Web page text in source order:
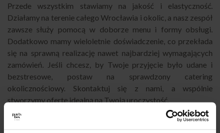
Przede wszystkim stawiamy na jakość i elastyczność.
Działamy na terenie całego Wrocławia i okolic, a nasz zespół
zawsze służy pomocą w doborze menu i formy obsługi.
Dodatkowo mamy wieloletnie doświadczenie, co przekłada
się na sprawną realizację nawet najbardziej wymagających
zamówień. Jeśli chcesz, by Twoje przyjęcie było udane i
bezstresowe, postaw na sprawdzony catering
okolicznościowy. Skontaktuj się z nami, a wspólnie
stworzymy ofertę idealną na Twoją uroczystość.